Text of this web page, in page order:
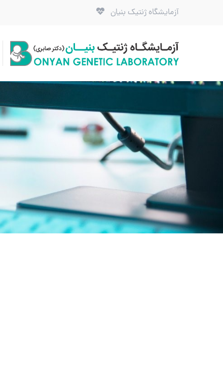
آزمایشگاه ژنتیک بنیان